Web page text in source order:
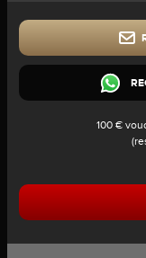
100 €